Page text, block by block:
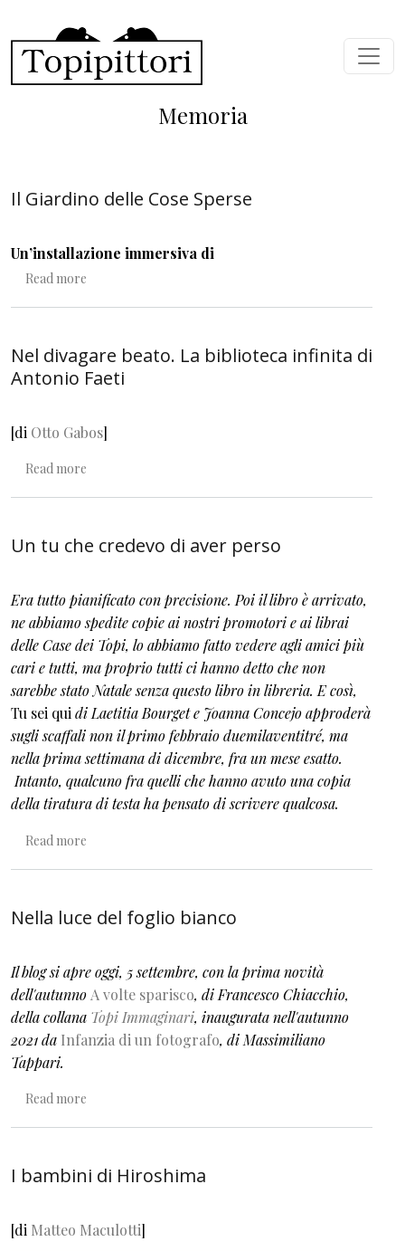
Memoria
Il Giardino delle Cose Sperse
Un’installazione immersiva di
Read more
Nel divagare beato. La biblioteca infinita di
Antonio Faeti
[di Otto Gabos]
Read more
Un tu che credevo di aver perso
Era tutto pianificato con precisione. Poi il libro è arrivato,
ne abbiamo spedite copie ai nostri promotori e ai librai
delle Case dei Topi, lo abbiamo fatto vedere agli amici più
cari e tutti, ma proprio tutti ci hanno detto che non
sarebbe stato Natale senza questo libro in libreria. E così,
Tu sei qui di Laetitia Bourget e Joanna Concejo approderà
sugli scaffali non il primo febbraio duemilaventitré, ma
nella prima settimana di dicembre, fra un mese esatto.
Intanto, qualcuno fra quelli che hanno avuto una copia
della tiratura di testa ha pensato di scrivere qualcosa.
Read more
Nella luce del foglio bianco
Il blog si apre oggi, 5 settembre, con la prima novità
dell'autunno A volte sparisco, di Francesco Chiacchio,
della collana Topi Immaginari, inaugurata nell'autunno
2021 da Infanzia di un fotografo, di Massimiliano
Tappari.
Read more
I bambini di Hiroshima
[di Matteo Maculotti]